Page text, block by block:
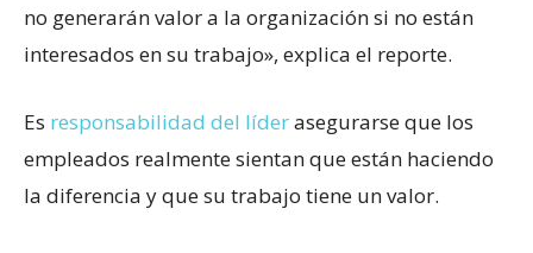
no generarán valor a la organización si no están
interesados en su trabajo», explica el reporte.
Es responsabilidad del líderasegurarse que los
empleados realmente sientan que están haciendo
la diferencia y que su trabajo tiene un valor.